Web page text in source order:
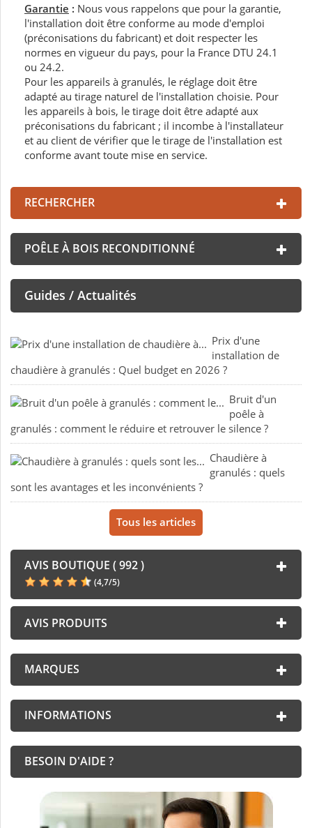
Garantie : Nous vous rappelons que pour la garantie,
l'installation doit être conforme au mode d'emploi
(préconisations du fabricant) et doit respecter les
normes en vigueur du pays, pour la France DTU 24.1
ou 24.2.
Pour les appareils à granulés, le réglage doit être
adapté au tirage naturel de l'installation choisie. Pour
les appareils à bois, le tirage doit être adapté aux
préconisations du fabricant ; il incombe à l'installateur
et au client de vérifier que le tirage de l'installation est
conforme avant toute mise en service.
RECHERCHER
POÊLE À BOIS RECONDITIONNÉ
Guides / Actualités
Prix d'une
installation de
chaudière à granulés : Quel budget en 2026 ?
Bruit d'un
poêle à
granulés : comment le réduire et retrouver le silence ?
Chaudière à
granulés : quels
sont les avantages et les inconvénients ?
Tous les articles
AVIS BOUTIQUE ( 992 )
(4,7/5)
AVIS PRODUITS
MARQUES
INFORMATIONS
BESOIN D'AIDE ?